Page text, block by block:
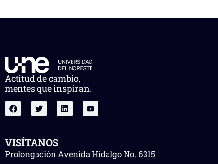
Actitud de cambio,
mentes que inspiran.
VISÍTANOS
Prolongación Avenida Hidalgo No. 6315